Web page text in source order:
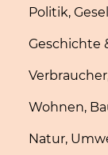
Politik,
Geschichte
Wohnen,
Natur,